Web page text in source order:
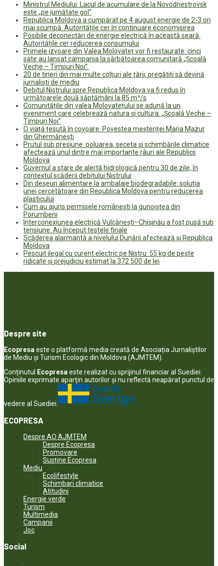
Ministrul Mediului: Lacul de acumulare de la Novodnestrovsk
este „pe jumătate gol”
Republica Moldova a cumpărat pe 4 august energie de 2-3 ori
mai scumpă. Autoritățile cer în continuare economisirea
Posibile deconectări de energie electrică în această seară.
Autoritățile cer reducerea consumului
Primele izvoare din Valea Molovateț vor fi restaurate: cinci
sate au lansat campania la sărbătoarea comunitară „Școală
Veche – Timpuri Noi”
20 de tineri din mai multe colțuri ale țării, pregătiți să devină
jurnaliști de mediu
Debitul Nistrului spre Republica Moldova va fi redus în
următoarele două săptămâni la 85 m³/s
Comunitățile din valea Molovatețului se adună la un
eveniment care celebrează natura și cultura: „Școală Veche –
Timpuri Noi”
O viață țesută în covoare. Povestea meșteriței Maria Mazur
din Ghermănești
Prutul sub presiune: poluarea, seceta și schimbările climatice
afectează unul dintre mai importante râuri ale Republicii
Moldova
Guvernul a stare de alertă hidrologică pentru 30 de zile, în
contextul scăderii debitului Nistrului
Din deșeuri alimentare la ambalaje biodegradabile: soluția
unei cercetătoare din Republica Moldova pentru reducerea
plasticului
Cum au ajuns permisele românești la gunoiștea din
Porumbeni
Interconexiunea electrică Vulcănești–Chișinău a fost pusă sub
tensiune. Au început testele finale
Scăderea alarmantă a nivelului Dunării afectează și Republica
Moldova
Pescuit ilegal cu curent electric pe Nistru: 55 kg de pește
ridicate și prejudiciu estimat la 372 500 de lei
Despre site
Ecopresaeste o platformă media creată de Asociația Jurnaliștilor
de Mediu și Turism Ecologic din Moldova (AJMTEM).
Conținutul
Ecopresaeste realizat cu sprijinul financiar al Suediei.
Opiniile exprimate aparţin autorilor şi nu reflectă neapărat punctul de
vedere al Suediei.
ECOPRESA
Despre AO AJMTEM
Despre Ecopresa
Promovare
Susține Ecopresa
Mediu
Ecolifestyle
Schimbari climatice
Atitudini
Energie verde
Turism
Multimedia
Campanii
Joc
Social